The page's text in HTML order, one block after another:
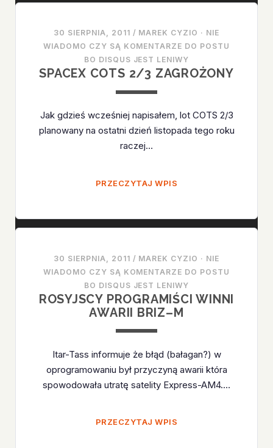
30 SIERPNIA, 2011 / MAREK CYZIO · NIE
WIADOMO CZY SĄ KOMENTARZE DO POSTU
BO DISQUS JEST LENIWY
SPACEX COTS 2/3 ZAGROŻONY
Jak gdzieś wcześniej napisałem, lot COTS 2/3
planowany na ostatni dzień listopada tego roku
raczej…
PRZECZYTAJ WPIS
ZAGROŻONY
30 SIERPNIA, 2011 / MAREK CYZIO · NIE
WIADOMO CZY SĄ KOMENTARZE DO POSTU
BO DISQUS JEST LENIWY
ROSYJSCY PROGRAMIŚCI WINNI
AWARII BRIZ–M
Itar-Tass informuje że błąd (bałagan?) w
oprogramowaniu był przyczyną awarii która
spowodowała utratę satelity Express-AM4.…
PRZECZYTAJ WPIS